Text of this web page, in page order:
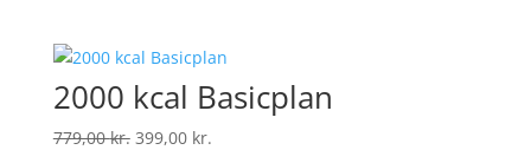
2000 kcal Basicplan
779,00kr. Den
399,00 kr.